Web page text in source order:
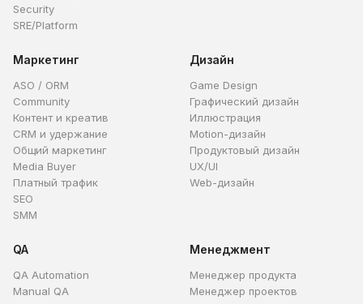
Security
SRE/Platform
Маркетинг
ASO / ORM
Community
Контент и креатив
CRM и удержание
Общий маркетинг
Media Buyer
Платный трафик
SEO
SMM
Дизайн
Game Design
Графический дизайн
Иллюстрация
Motion-дизайн
Продуктовый дизайн
UX/UI
Web-дизайн
QA
QA Automation
Manual QA
Менеджмент
Менеджер продукта
Менеджер проектов